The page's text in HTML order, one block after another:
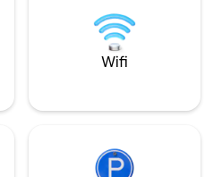
percutian
di
Wifi